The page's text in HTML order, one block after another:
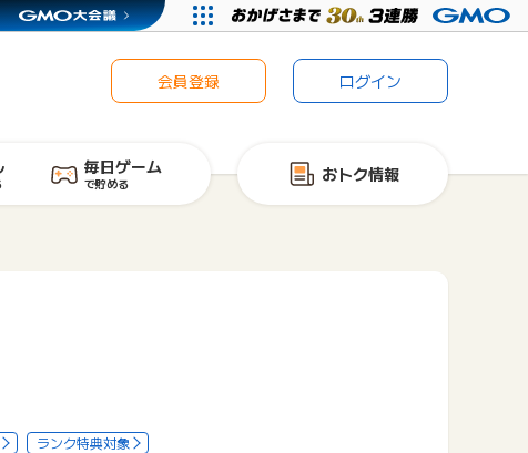
会員登録 ログイン
毎日ゲーム
で貯める おトク情報
ランク特典対象